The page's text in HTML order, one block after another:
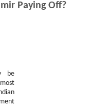
Paying Off?
be